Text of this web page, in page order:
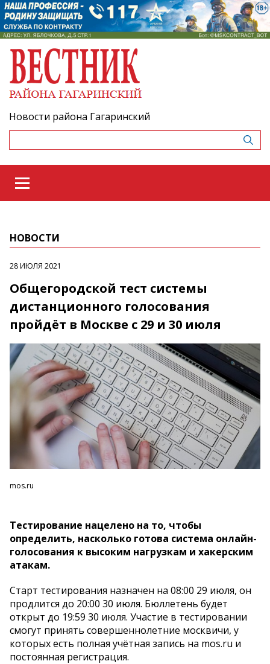
Новости района Гагаринский
НОВОСТИ
28 ИЮЛЯ 2021
Общегородской тест системы
дистанционного голосования
пройдёт в Москве с 29 и 30 июля
mos.ru
Тестирование нацелено на то, чтобы
определить, насколько готова система онлайн-
голосования к высоким нагрузкам и хакерским
атакам.
Старт тестирования назначен на 08:00 29 июля, он
продлится до 20:00 30 июля. Бюллетень будет
открыт до 19:59 30 июля. Участие в тестировании
смогут принять совершеннолетние москвичи, у
которых есть полная учётная запись на mos.ru и
постоянная регистрация.